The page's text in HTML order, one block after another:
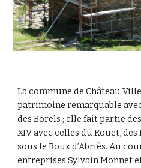
La commune de Château
patrimoine remarquable
des Borels ; elle fait partie
XIV avec celles du Rouet,
sous le Roux d’Abriès. Au
entreprises Sylvain Monnet